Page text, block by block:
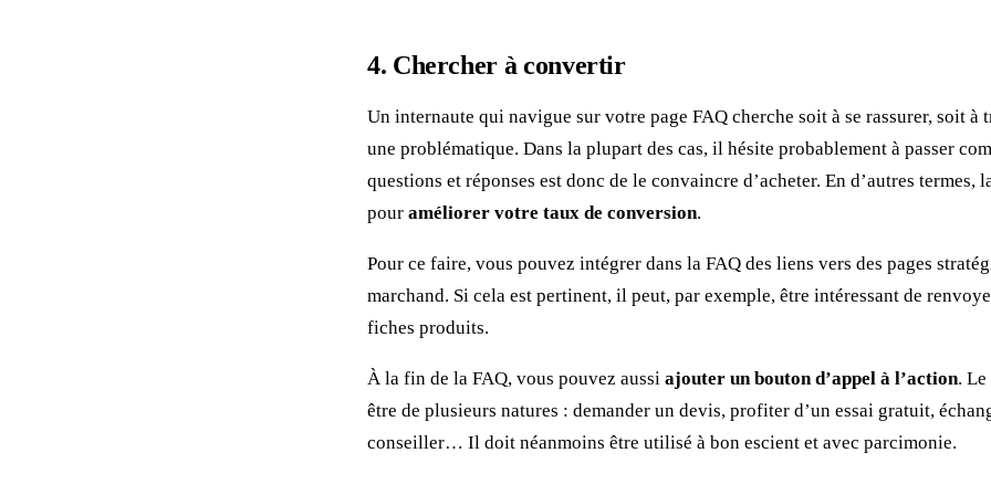
4. Chercher à convertir
Un internaute qui navigue sur votre page FAQ cherche soit à se rassurer, soit à
une problématique. Dans la plupart des cas, il hésite probablement à passer
questions et réponses est donc de le convaincre d’acheter. En d’autres termes,
pour améliorer votre taux de conversion.
Pour ce faire, vous pouvez intégrer dans la FAQ des liens vers des pages
marchand. Si cela est pertinent, il peut, par exemple, être intéressant de
fiches produits.
À la fin de la FAQ, vous pouvez aussi ajouter un bouton d’appel à l’action.
être de plusieurs natures : demander un devis, profiter d’un essai gratuit,
conseiller… Il doit néanmoins être utilisé à bon escient et avec parcimonie.